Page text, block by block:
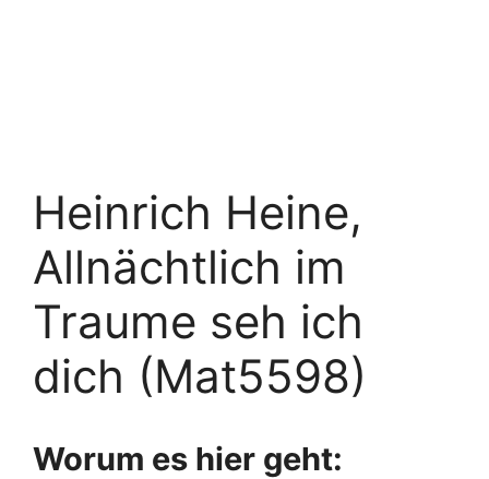
Heinrich Heine,
Allnächtlich im
Traume seh ich
dich (Mat5598)
Worum es hier geht: